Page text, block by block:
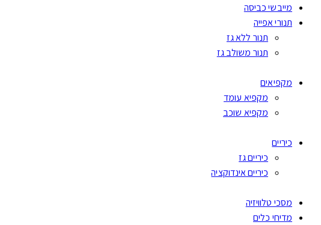
מייבשי כביסה
תנורי אפייה
תנור ללא גז
תנור משולב גז
מקפיאים
מקפיא עומד
מקפיא שוכב
כיריים
כיריים גז
כיריים אינדוקציה
מסכי טלוויזיה
מדיחי כלים